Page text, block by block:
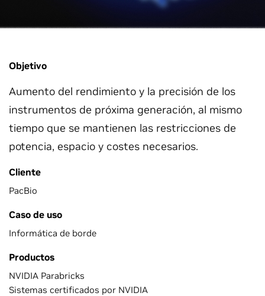
Objetivo
Aumento del rendimiento y la precisión de los
instrumentos de próxima generación, al mismo
tiempo que se mantienen las restricciones de
potencia, espacio y costes necesarios.
Cliente
PacBio
Caso de uso
Informática de borde
Productos
NVIDIA Parabricks
Sistemas certificados por NVIDIA